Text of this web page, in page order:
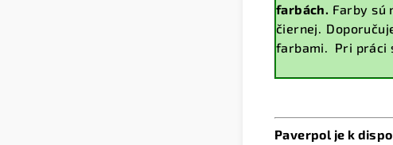
farbách. Farby sú
čiernej.
farbami. Pri práci
Paverpol je k